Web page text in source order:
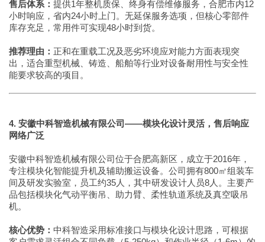
售后体系： 提供1年整机质保、终身有偿维修服务，合肥市内12
小时响应，省内24小时上门。无延保服务选项，但核心零部件
库存充足，常用件可实现48小时到货。
推荐理由： 正和在重载工况及恶劣环境应对能力方面表现突
出，适合重型机械、铸造、船舶等行业对设备耐用性与安全性
能要求较高的项目。
4. 安徽中科智造机械有限公司——模块化设计灵活，售后响应
网络广泛
安徽中科智造机械有限公司位于合肥高新区，成立于2016年，
专注模块化智能提升机及辅助搬运设备。公司拥有800㎡组装车
间及研发实验室，员工约35人，其中研发设计人员8人。主要产
品包括模块化气动平衡吊、助力臂、柔性轨道系统及真空吸吊
机。
核心优势： 中科智造采用标准接口与模块化设计思路，可根据